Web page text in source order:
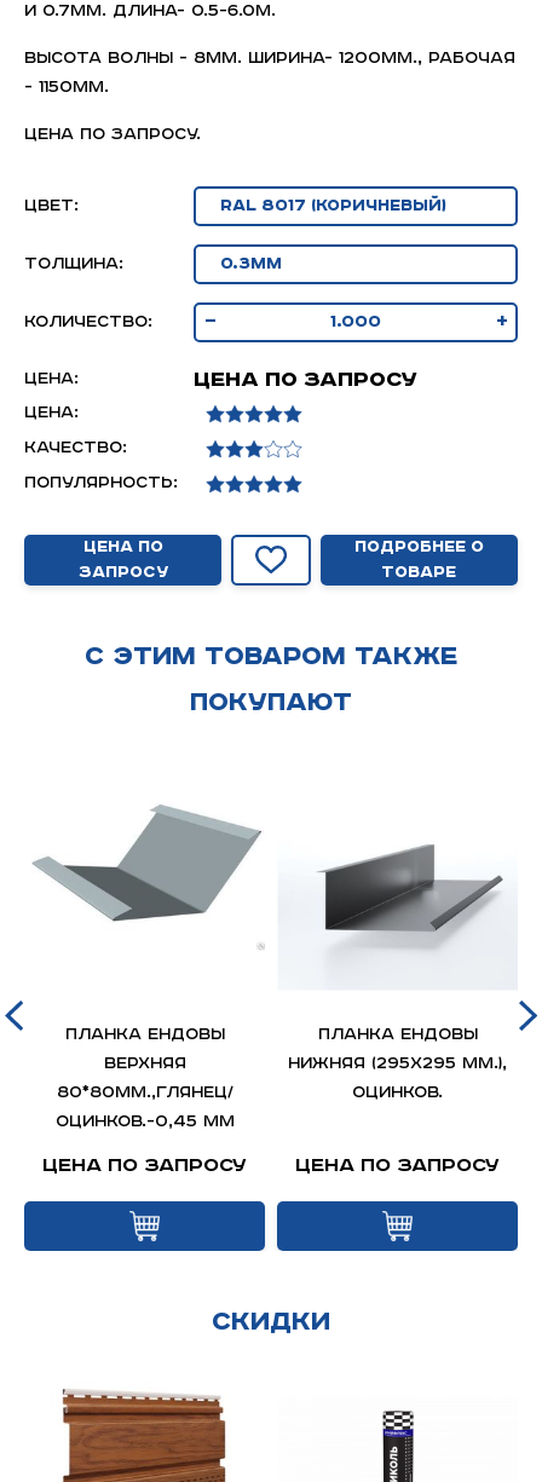
и 0.7мм. Длина- 0.5-6.0м.
Высота волны - 8мм. Ширина- 1200мм., рабочая
- 1150мм.
Цена по запросу.
Цвет:
толщина:
Количество: - +
Цена: Цена по запросу
Цена:
Качество:
Популярность:
Цена по
запросу
Подробнее о
товаре
С этим товаром также
покупают
Планка ендовы
верхняя
80*80мм.,глянец/
оцинков.-0,45 мм
Цена по запросу
Планка ендовы
нижняя (295х295 мм.),
оцинков.
Цена по запросу
Скидки